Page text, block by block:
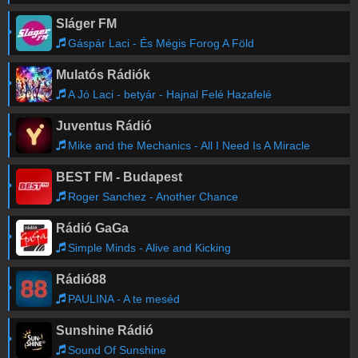
Sláger FM
Gáspár Laci - És Mégis Forog A Föld
Mulatós Rádiók
A Jó Laci - betyár - Hajnal Felé Hazafelé
Juventus Rádió
Mike and the Mechanics - All I Need Is A Miracle
BEST FM - Budapest
Roger Sanchez - Another Chance
Rádió GaGa
Simple Minds - Alive and Kicking
Rádió88
PAULINA - A te meséd
Sunshine Rádió
Sound Of Sunshine